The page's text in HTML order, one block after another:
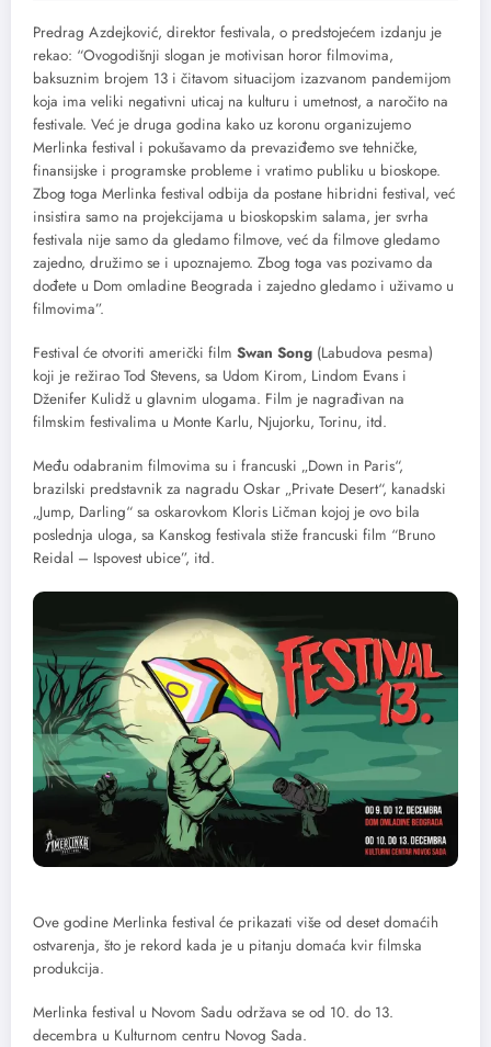
Predrag Azdejković, direktor festivala, o predstojećem izdanju je
rekao: “Ovogodišnji slogan je motivisan horor filmovima,
baksuznim brojem 13 i čitavom situacijom izazvanom pandemijom
koja ima veliki negativni uticaj na kulturu i umetnost, a naročito na
festivale. Već je druga godina kako uz koronu organizujemo
Merlinka festival i pokušavamo da prevaziđemo sve tehničke,
finansijske i programske probleme i vratimo publiku u bioskope.
Zbog toga Merlinka festival odbija da postane hibridni festival, već
insistira samo na projekcijama u bioskopskim salama, jer svrha
festivala nije samo da gledamo filmove, već da filmove gledamo
zajedno, družimo se i upoznajemo. Zbog toga vas pozivamo da
dođete u Dom omladine Beograda i zajedno gledamo i uživamo u
filmovima”.
Festival će otvoriti američki film Swan Song (Labudova pesma)
koji je režirao Tod Stevens, sa Udom Kirom, Lindom Evans i
Dženifer Kulidž u glavnim ulogama. Film je nagrađivan na
filmskim festivalima u Monte Karlu, Njujorku, Torinu, itd.
Među odabranim filmovima su i francuski „Down in Paris“,
brazilski predstavnik za nagradu Oskar „Private Desert“, kanadski
„Jump, Darling“ sa oskarovkom Kloris Ličman kojoj je ovo bila
poslednja uloga, sa Kanskog festivala stiže francuski film “Bruno
Reidal – Ispovest ubice”, itd.
Ove godine Merlinka festival će prikazati više od deset domaćih
ostvarenja, što je rekord kada je u pitanju domaća kvir filmska
produkcija.
Merlinka festival u Novom Sadu održava se od 10. do 13.
decembra u Kulturnom centru Novog Sada.